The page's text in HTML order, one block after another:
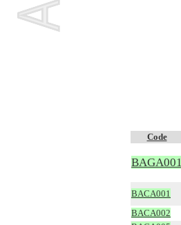
Code
BAGA001
BACA001
BACA002